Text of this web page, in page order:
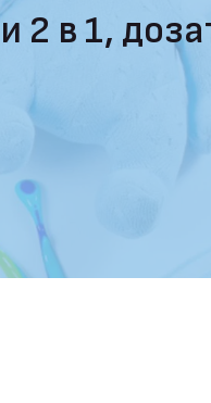
в 1,